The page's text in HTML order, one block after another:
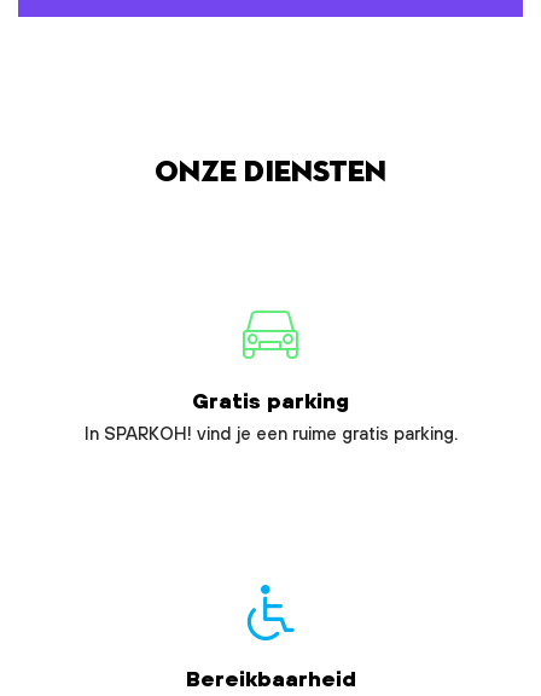
Onze diensten
Gratis parking
In SPARKOH! vind je een ruime gratis parking.
Bereikbaarheid